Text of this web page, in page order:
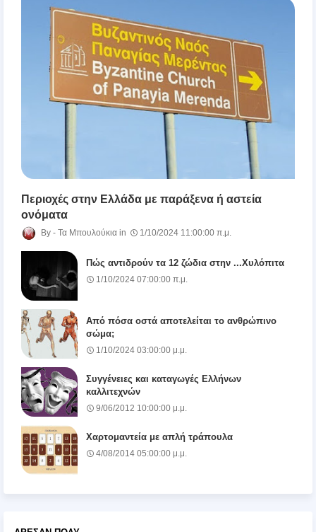
Περιοχές στην Ελλάδα με παράξενα ή αστεία
ονόματα
Τα Μπουλούκια 1/10/2024 11:00:00 π.μ.
Πώς αντιδρούν τα 12 ζώδια στην ...Χυλόπιτα
1/10/2024 07:00:00 π.μ.
Από πόσα οστά αποτελείται το ανθρώπινο
σώμα;
1/10/2024 03:00:00 μ.μ.
Συγγένειες και καταγωγές Ελλήνων
καλλιτεχνών
9/06/2012 10:00:00 μ.μ.
Χαρτομαντεία με απλή τράπουλα
4/08/2014 05:00:00 μ.μ.